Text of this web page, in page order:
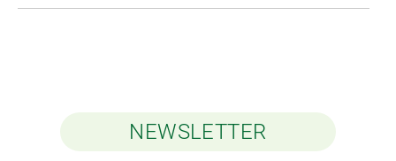
NEWSLETTER